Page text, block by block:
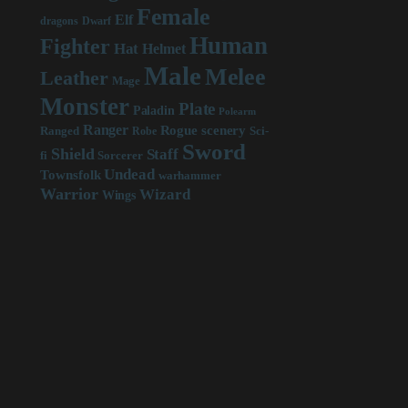
dragons Dwarf Elf Female
Fighter Hat Helmet Human
Leather Mage MaleMelee
Monster Paladin Plate Polearm
Ranged Ranger Robe Rogue scenery Sci-
fi Shield Sorcerer Staff Sword
Townsfolk Undead warhammer
Warrior Wings Wizard